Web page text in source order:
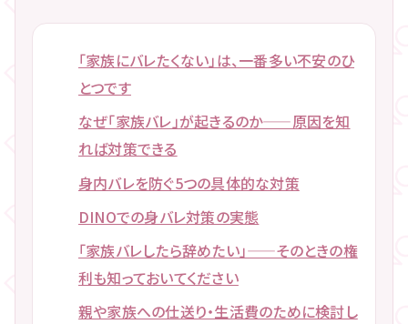
「家族にバレたくない」は、一番多い不安のひ
とつです
なぜ「家族バレ」が起きるのか——原因を知
れば対策できる
身内バレを防ぐ5つの具体的な対策
DINOでの身バレ対策の実態
「家族バレしたら辞めたい」——そのときの権
利も知っておいてください
親や家族への仕送り・生活費のために検討し